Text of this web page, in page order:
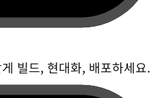
빌드, 현대화, 배포하세요.